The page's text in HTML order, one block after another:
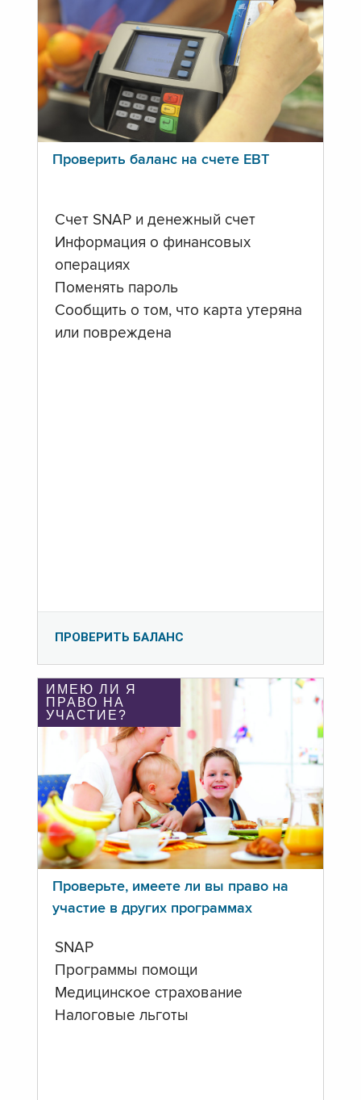
Проверить баланс на счете ЕВТ
Счет SNAP и денежный счет
Информация о финансовых
операциях
Поменять пароль
Сообщить о том, что карта утеряна
или повреждена
ПРОВЕРИТЬ БАЛАНС
ИМЕЮ ЛИ Я
ПРАВО НА
УЧАСТИЕ?
Проверьте, имеете ли вы право на
участие в других программах
SNAP
Программы помощи
Медицинское страхование
Налоговые льготы